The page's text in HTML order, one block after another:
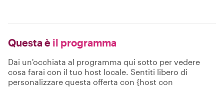
Questa è il programma
Dai un'occhiata al programma qui sotto per vedere
cosa farai con il tuo host locale. Sentiti libero di
personalizzare questa offerta con {host con